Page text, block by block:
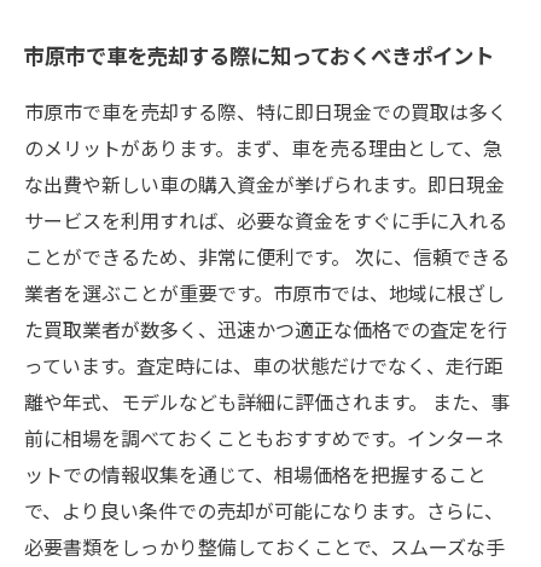
市原市で車を売却する際に知っておくべきポイント
市原市で車を売却する際、特に即日現金での買取は多く
のメリットがあります。まず、車を売る理由として、急
な出費や新しい車の購入資金が挙げられます。即日現金
サービスを利用すれば、必要な資金をすぐに手に入れる
ことができるため、非常に便利です。 次に、信頼できる
業者を選ぶことが重要です。市原市では、地域に根ざし
た買取業者が数多く、迅速かつ適正な価格での査定を行
っています。査定時には、車の状態だけでなく、走行距
離や年式、モデルなども詳細に評価されます。 また、事
前に相場を調べておくこともおすすめです。インターネ
ットでの情報収集を通じて、相場価格を把握すること
で、より良い条件での売却が可能になります。さらに、
必要書類をしっかり整備しておくことで、スムーズな手